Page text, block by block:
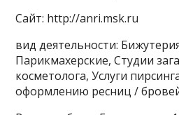
Сайт: http://anri.msk.ru
вид деятельности:
Парикмахерские, Студии
косметолога, Услуги
оформлению ресниц /